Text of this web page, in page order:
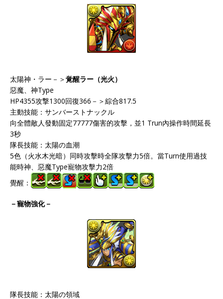
太陽神・ラー－＞覚醒ラー（光火）
惡魔、神Type
HP4355攻撃1300回復366－＞綜合817.5
主動技能：サンバーストナックル
向全體敵人發動固定77777傷害的攻擊，並1 Trun內操作時間延長
3秒
隊長技能：太陽の血潮
5色（火水木光暗）同時攻擊時全隊攻擊力5倍。當Turn使用過技
能時神、惡魔Type寵物攻擊力2倍
覺醒：
－寵物強化－
隊長技能：太陽の領域